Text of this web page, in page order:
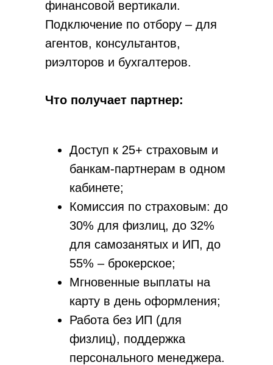
финансовой вертикали.
Подключение по отбору – для
агентов, консультантов,
риэлторов и бухгалтеров.
Что получает партнер:
Доступ к 25+ страховым и
банкам-партнерам в одном
кабинете;
Комиссия по страховым: до
30% для физлиц, до 32%
для самозанятых и ИП, до
55% – брокерское;
Мгновенные выплаты на
карту в день оформления;
Работа без ИП (для
физлиц), поддержка
персонального менеджера.
Зарабатывайте от
100 000₽ с